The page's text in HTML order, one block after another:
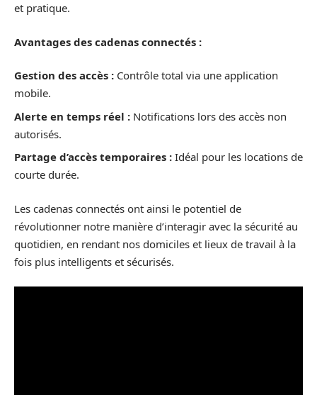
et pratique.
Avantages des cadenas connectés :
Gestion des accès : Contrôle total via une application
mobile.
Alerte en temps réel : Notifications lors des accès non
autorisés.
Partage d’accès temporaires : Idéal pour les locations de
courte durée.
Les cadenas connectés ont ainsi le potentiel de
révolutionner notre manière d’interagir avec la sécurité au
quotidien, en rendant nos domiciles et lieux de travail à la
fois plus intelligents et sécurisés.